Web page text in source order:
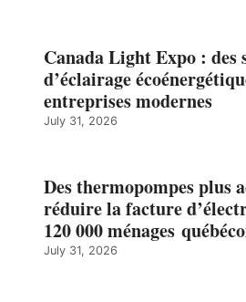
Canada Light Expo : des
d’éclairage
entreprises modernes
July 31, 2026
Des thermopompes plus
réduire la facture
120 000 ménages
July 31, 2026